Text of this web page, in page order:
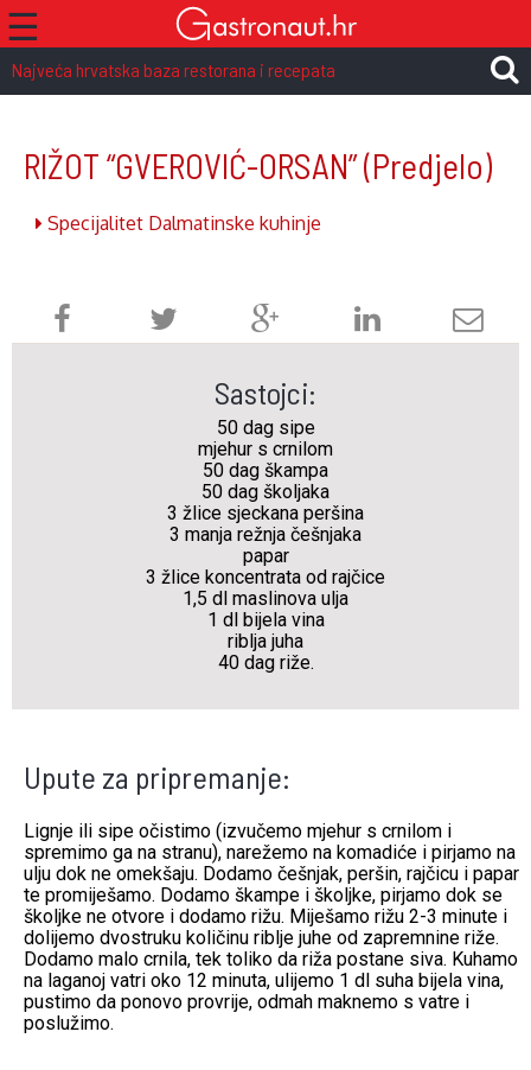
☰
Najveća hrvatska baza restorana i recepata
RIŽOT “GVEROVIĆ-ORSAN”(Predjelo)
Specijalitet Dalmatinske kuhinje
Sastojci:
50 dag sipe
mjehur s crnilom
50 dag škampa
50 dag školjaka
3 žlice sjeckana peršina
3 manja režnja češnjaka
papar
3 žlice koncentrata od rajčice
1,5 dl maslinova ulja
1 dl bijela vina
riblja juha
40 dag riže.
Upute za pripremanje:
Lignje ili sipe očistimo (izvučemo mjehur s crnilom i
spremimo ga na stranu), narežemo na komadiće i pirjamo na
ulju dok ne omekšaju. Dodamo češnjak, peršin, rajčicu i papar
te promiješamo. Dodamo škampe i školjke, pirjamo dok se
školjke ne otvore i dodamo rižu. Miješamo rižu 2-3 minute i
dolijemo dvostruku količinu riblje juhe od zapremnine riže.
Dodamo malo crnila, tek toliko da riža postane siva. Kuhamo
na laganoj vatri oko 12 minuta, ulijemo 1 dl suha bijela vina,
pustimo da ponovo provrije, odmah maknemo s vatre i
poslužimo.